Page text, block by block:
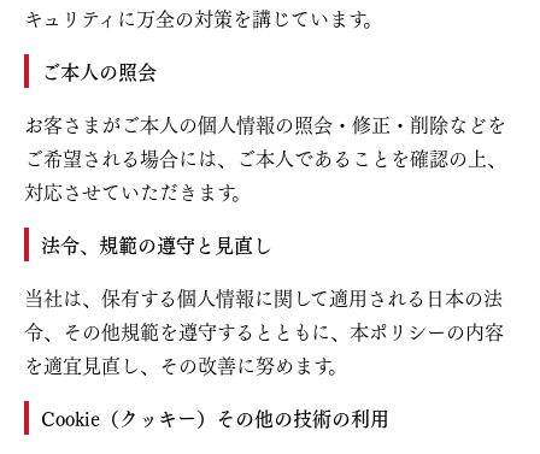
キュリティに万全の対策を講じています。
ご本人の照会
お客さまがご本人の個人情報の照会・修正・削除などを
ご希望される場合には、ご本人であることを確認の上、
対応させていただきます。
法令、規範の遵守と見直し
当社は、保有する個人情報に関して適用される日本の法
令、その他規範を遵守するとともに、本ポリシーの内容
を適宜見直し、その改善に努めます。
Cookie（クッキー）その他の技術の利用